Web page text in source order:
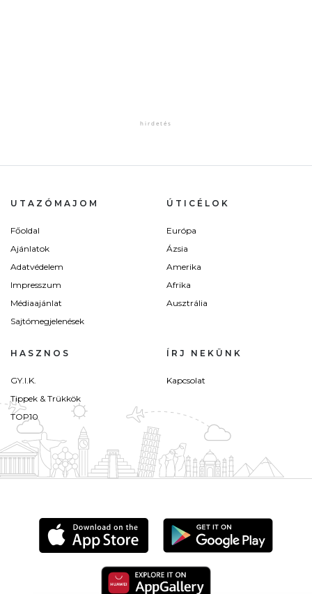
UTAZÓMAJOM
Főoldal
Ajánlatok
Adatvédelem
Impresszum
Médiaajánlat
Sajtómegjelenések
ÚTICÉLOK
Európa
Ázsia
Amerika
Afrika
Ausztrália
HASZNOS
GY.I.K.
Tippek & Trükkök
TOP10
ÍRJ NEKÜNK
Kapcsolat